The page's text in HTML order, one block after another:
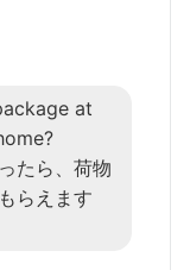
at
たら、荷物
らえます